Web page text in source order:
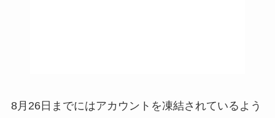
8月26日までにはアカウントを凍結されているよう